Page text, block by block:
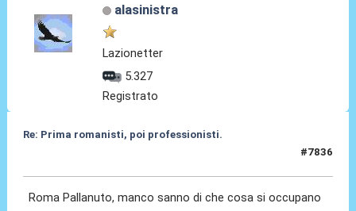
alasinistra
Lazionetter
5.327
Registrato
Re: Prima romanisti, poi professionisti.
#7836
Roma Pallanuto, manco sanno di che cosa si occupano